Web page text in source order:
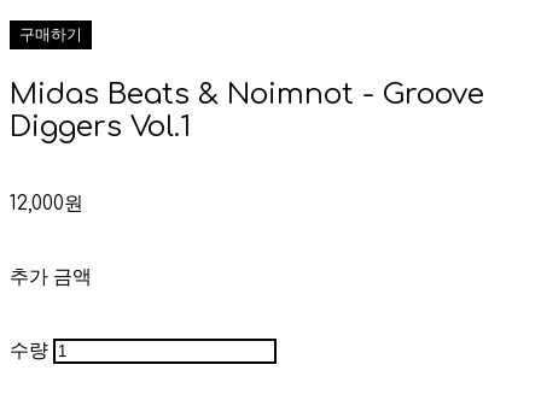
구매하기
Midas Beats & Noimnot - Groove
Diggers Vol.1
12,000원
추가 금액
수량